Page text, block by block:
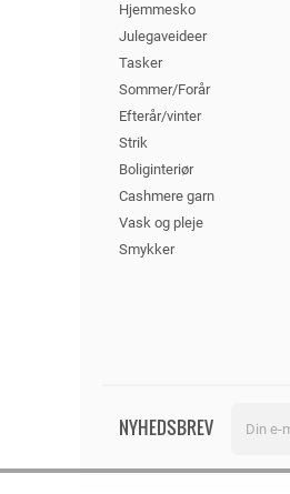
Hjemmesko
Julegaveideer
Tasker
Sommer/Forår
Efterår/vinter
Strik
Boliginteriør
Cashmere garn
Vask og pleje
Smykker
NYHEDSBREV